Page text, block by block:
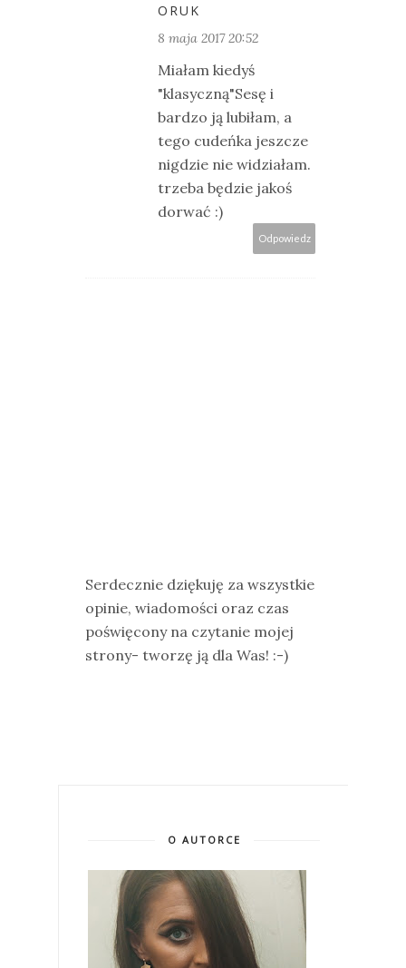
ORUK
8 maja 2017 20:52
Miałam kiedyś
"klasyczną"Sesę i
bardzo ją lubiłam, a
tego cudeńka jeszcze
nigdzie nie widziałam.
trzeba będzie jakoś
dorwać :)
Odpowiedz
Serdecznie dziękuję za wszystkie
opinie, wiadomości oraz czas
poświęcony na czytanie mojej
strony- tworzę ją dla Was! :-)
O AUTORCE